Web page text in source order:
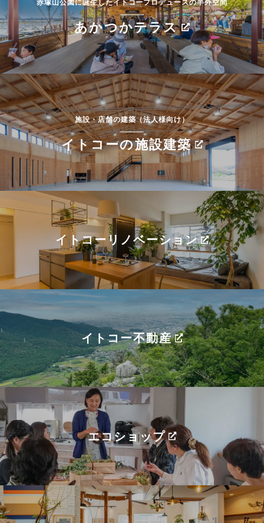
赤塚山公園に誕生したイトコープロデュースの半外空間
あかつかテラス
施設・店舗の建築（法人様向け）
イトコーの施設建築
イトコーリノベーション
イトコー不動産
エコショップ